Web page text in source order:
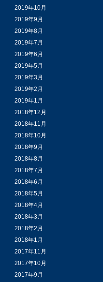
2019年10月
2019年9月
2019年8月
2019年7月
2019年6月
2019年5月
2019年3月
2019年2月
2019年1月
2018年12月
2018年11月
2018年10月
2018年9月
2018年8月
2018年7月
2018年6月
2018年5月
2018年4月
2018年3月
2018年2月
2018年1月
2017年11月
2017年10月
2017年9月